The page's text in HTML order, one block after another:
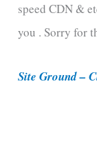
o
r
e
speed CDN &
you . Sorry for
Site Ground –